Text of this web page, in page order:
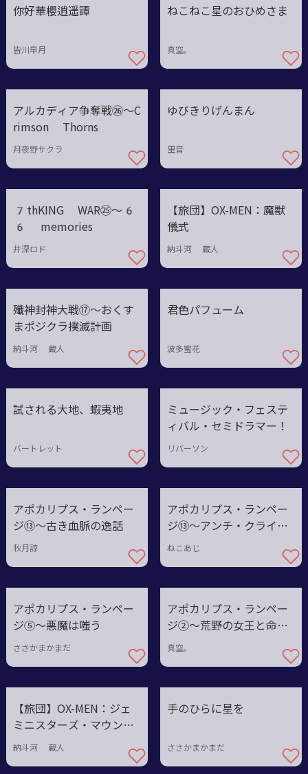
你好華櫻逍遥譚
皆川皐月
ねこねこ星のおひめさま
真空。
アルカディア争奪戦㉖～C
rimson Thorns
月夜野サクラ
ゆびきりげんまん
里音
7thKING WAR㉕〜6
6 memories
井深ロド
【旅団】OX-MEN：魔獣
儀式
納斗河 蔵人
殲神封神大戦⑰〜おくす
まポジクラ撲滅計画
納斗河 蔵人
君色パフューム
波多蜜花
試される大地、蝦夷地
バートレット
ミュージック・フェステ
ィバル・セミドラマー！
リバーソン
アポカリプス・ランペー
ジ⑬〜古き血脈の逸話
秋月諒
アポカリプス・ランペー
ジ⑬〜アンチ・クライマ
ックス
ねこあじ
アポカリプス・ランペー
ジ⑤〜悪魔は嗤う
ささかまかまだ
アポカリプス・ランペー
ジ②〜荒野の女王と命の
価値
真空。
【旅団】OX-MEN：ジェ
ミニスターズ・マウンテ
ン
納斗河 蔵人
手のひらに星を
ささかまかまだ